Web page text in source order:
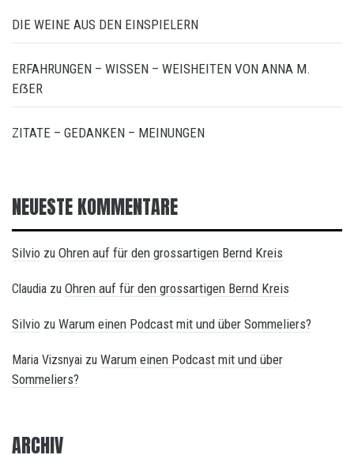
DIE WEINE AUS DEN EINSPIELERN
ERFAHRUNGEN – WISSEN – WEISHEITEN VON ANNA M.
EẞER
ZITATE – GEDANKEN – MEINUNGEN
NEUESTE KOMMENTARE
Silvio zu Ohren auf für den grossartigen Bernd Kreis
Claudia zu Ohren auf für den grossartigen Bernd Kreis
Silvio zu Warum einen Podcast mit und über Sommeliers?
Maria Vizsnyai zu Warum einen Podcast mit und über
Sommeliers?
ARCHIV